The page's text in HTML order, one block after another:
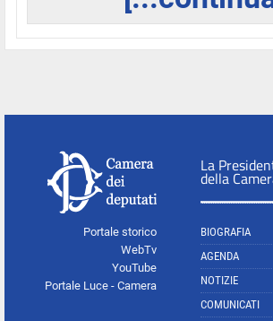
Portale storico
WebTv
YouTube
Portale Luce - Camera
La
della
BIOGRAFIA
AGENDA
NOTIZIE
COMUNICATI